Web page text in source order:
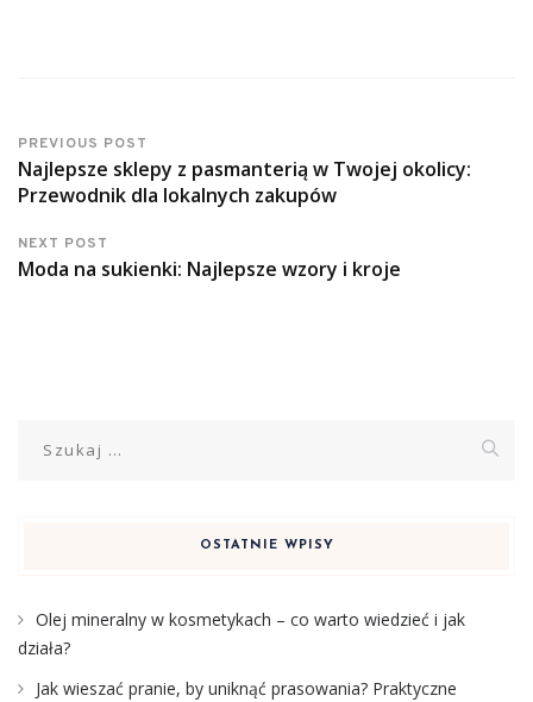
PREVIOUS POST
Najlepsze sklepy z pasmanterią w Twojej okolicy:
Przewodnik dla lokalnych zakupów
NEXT POST
Moda na sukienki: Najlepsze wzory i kroje
OSTATNIE WPISY
Olej mineralny w kosmetykach – co warto wiedzieć i jak
działa?
Jak wieszać pranie, by uniknąć prasowania? Praktyczne